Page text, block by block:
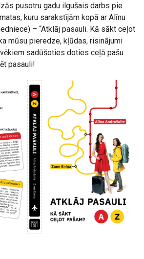
pusotru gadu ilgušais darbs pie
kuru sarakstījām kopā ar Alīnu
– “Atklāj pasauli. Kā sākt ceļot
mūsu pieredze, kļūdas, risinājumi
sadūšoties doties ceļā pašu
pasauli!